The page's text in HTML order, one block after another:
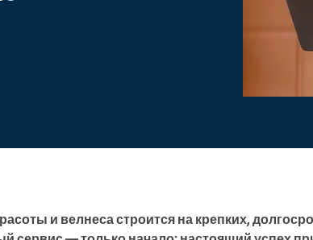
и велнеса строится на крепких,